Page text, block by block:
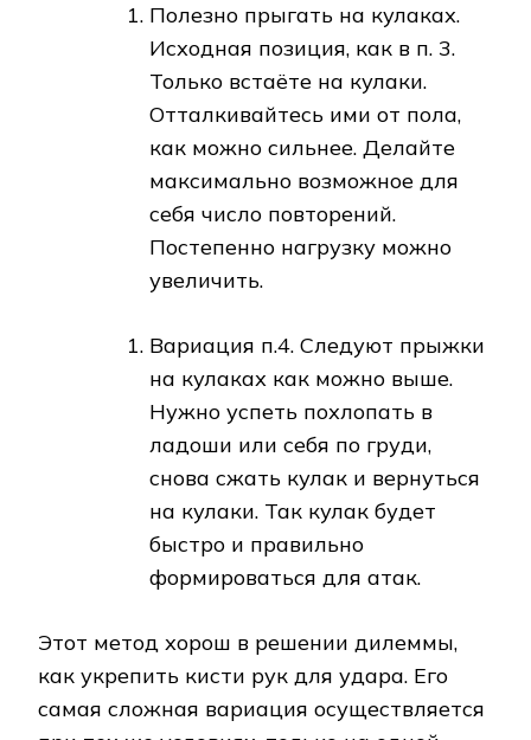
Полезно прыгать на кулаках.
Исходная позиция, как в п. 3.
Только встаёте на кулаки.
Отталкивайтесь ими от пола,
как можно сильнее. Делайте
максимально возможное для
себя число повторений.
Постепенно нагрузку можно
увеличить.
Вариация п.4. Следуют прыжки
на кулаках как можно выше.
Нужно успеть похлопать в
ладоши или себя по груди,
снова сжать кулак и вернуться
на кулаки. Так кулак будет
быстро и правильно
формироваться для атак.
Этот метод хорош в решении дилеммы,
как укрепить кисти рук для удара. Его
самая сложная вариация осуществляется